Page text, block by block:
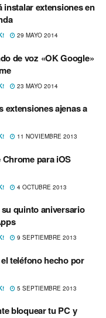
extensiones en
29 MAYO 2014
de voz «OK Google»
23 MAYO 2014
extensiones ajenas a
11 NOVIEMBRE 2013
para iOS
4 OCTUBRE 2013
quinto aniversario
9 SEPTIEMBRE 2013
teléfono hecho por
5 SEPTIEMBRE 2013
bloquear tu PC y